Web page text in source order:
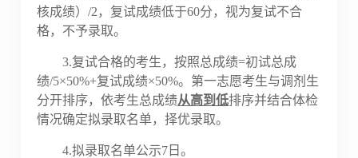
核成绩）/2，复试成绩低于60分，视为复试不合
格，不予录取。
3.复试合格的考生，按照总成绩=初试总成
绩/5×50%+复试成绩×50%。第一志愿考生与调剂生
分开排序，依考生总成绩从高到低排序并结合体检
情况确定拟录取名单，择优录取。
4.拟录取名单公示7日。